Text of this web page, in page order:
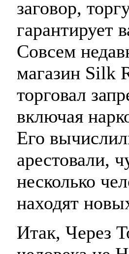
заговор,
гарантирует
Совсем
магазин Silk
торговал
включая
Его
арестовали,
несколько
находят
Итак, Через